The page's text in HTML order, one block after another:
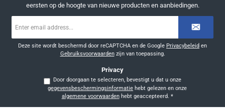
eersten op de hoogte van nieuwe producten en aanbiedingen.
mailadres
Deze site wordt beschermd door reCAPTCHA en de Google Privacybeleid en
Gebruiksvoorwaardenzijn van toepassing.
Privacy
Door doorgaan te selecteren, bevestigt u dat u onze
gegevensbeschermingsinformatie
algemene voorwaardenhebt geaccepteerd. *